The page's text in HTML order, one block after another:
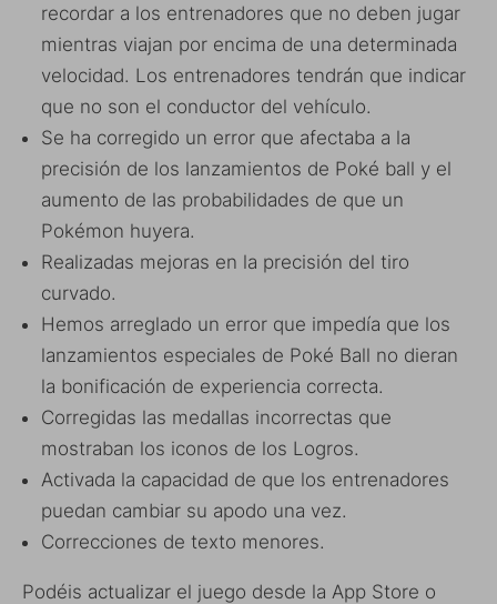
recordar a los entrenadores que no deben jugar
mientras viajan por encima de una determinada
velocidad. Los entrenadores tendrán que indicar
que no son el conductor del vehículo.
Se ha corregido un error que afectaba a la
precisión de los lanzamientos de Poké ball y el
aumento de las probabilidades de que un
Pokémon huyera.
Realizadas mejoras en la precisión del tiro
curvado.
Hemos arreglado un error que impedía que los
lanzamientos especiales de Poké Ball no dieran
la bonificación de experiencia correcta.
Corregidas las medallas incorrectas que
mostraban los iconos de los Logros.
Activada la capacidad de que los entrenadores
puedan cambiar su apodo una vez.
Correcciones de texto menores.
Podéis actualizar el juego desde la App Store o